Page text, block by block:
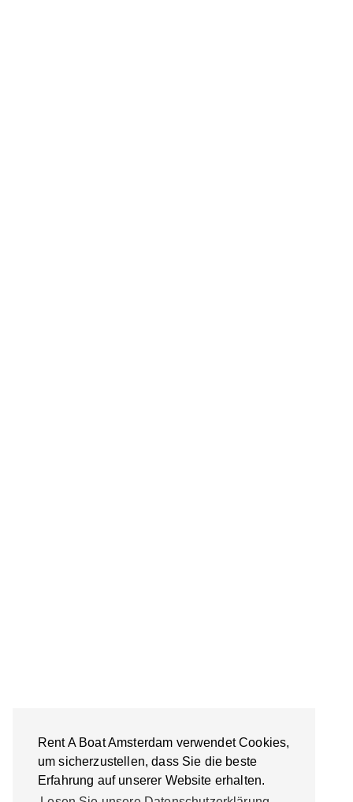
Rent A Boat Amsterdam verwendet Cookies,
um sicherzustellen, dass Sie die beste
Erfahrung auf unserer Website erhalten.